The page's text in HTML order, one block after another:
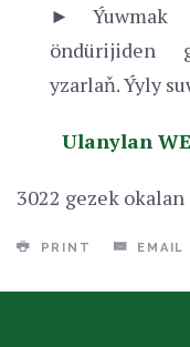
► Ýuwmak
öndürijiden
yzarlaň. Ýyly
Ulanylan
3022 gezek okalan
PRINT EMAIL